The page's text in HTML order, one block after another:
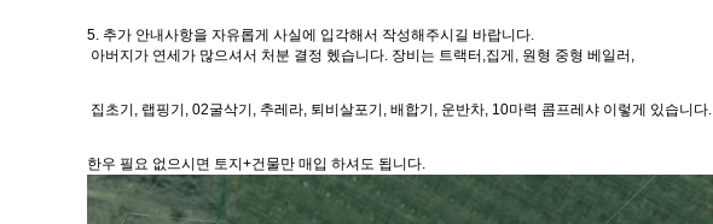
5. 추가 안내사항을 자유롭게 사실에 입각해서 작성해주시길 바랍니다.
아버지가 연세가 많으셔서 처분 결정 헸습니다. 장비는 트랙터,집게, 원형 중형 베일러,
집초기, 랩핑기, 02굴삭기, 추레라, 퇴비살포기, 배합기, 운반차, 10마력 콤프레샤 이렇게 있습니다.
한우 필요 없으시면 토지+건물만 매입 하셔도 됩니다.